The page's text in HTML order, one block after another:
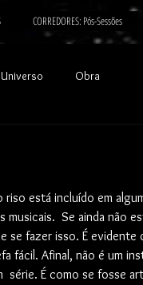
CORREDORES: Pós-Sessões
Universo Obra
riso está incluído em
musicais.  Se ainda não
se fazer isso. É evidente
fácil. Afinal, não é um
série. É como se fosse